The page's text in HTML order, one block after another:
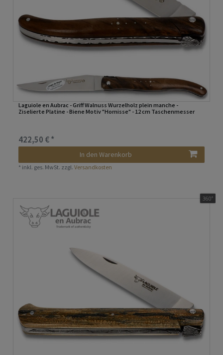
Laguiole en Aubrac - Griff Walnuss Wurzelholz plein manche -
Ziselierte Platine - Biene Motiv "Hornisse" - 12 cm Taschenmesser
422,50 € *
In den Warenkorb
* inkl. ges. MwSt. zzgl.Versandkosten
360°